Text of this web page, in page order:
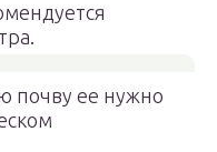
почву ее нужно